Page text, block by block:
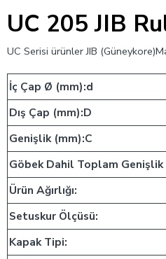
UC 205 JIB
UC Serisi ürünler JIB
İç Çap Ø (mm):d
Dış Çap (mm):D
Genişlik (mm):C
Göbek Dahil Toplam Genişlik
Ürün Ağırlığı:
Setuskur Ölçüsü:
Kapak Tipi: